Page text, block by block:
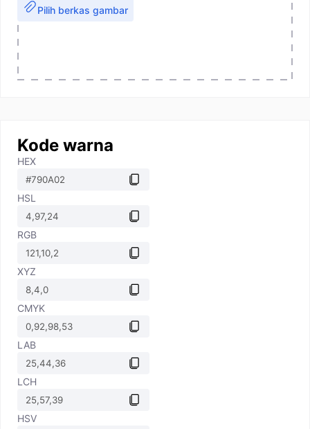
Pilih berkas gambar
Kode warna
HEX
HSL
RGB
XYZ
CMYK
LAB
LCH
HSV